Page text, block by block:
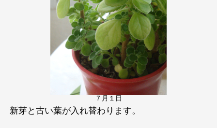
７月１日
新芽と古い葉が入れ替わります。